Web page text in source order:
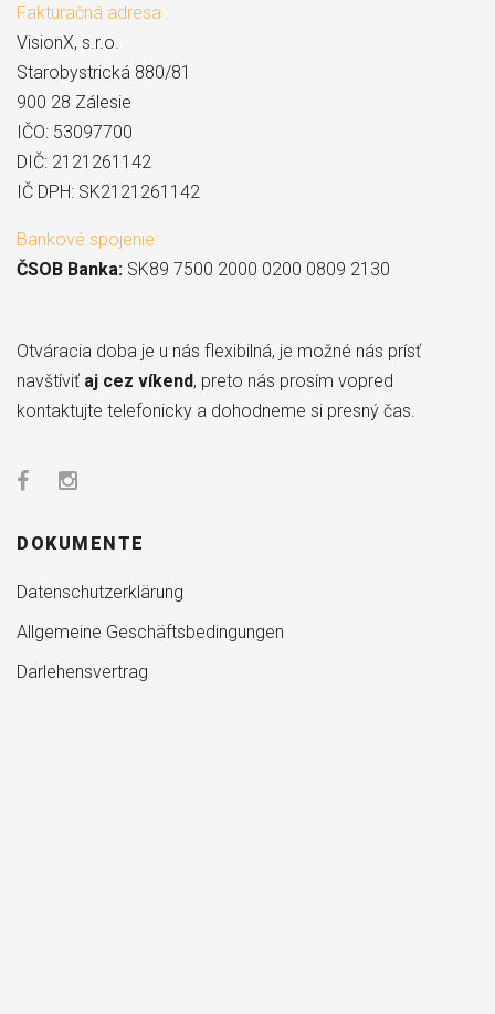
Fakturačná adresa :
VisionX, s.r.o.
Starobystrická 880/81
900 28 Zálesie
IČO: 53097700
DIČ: 2121261142
IČ DPH: SK2121261142
Bankové spojenie:
ČSOB Banka: SK89 7500 2000 0200 0809 2130
Otváracia doba je u nás flexibilná, je možné nás prísť
navštíviť aj cez víkend, preto nás prosím vopred
kontaktujte telefonicky a dohodneme si presný čas.
DOKUMENTE
Datenschutzerklärung
Allgemeine Geschäftsbedingungen
Darlehensvertrag